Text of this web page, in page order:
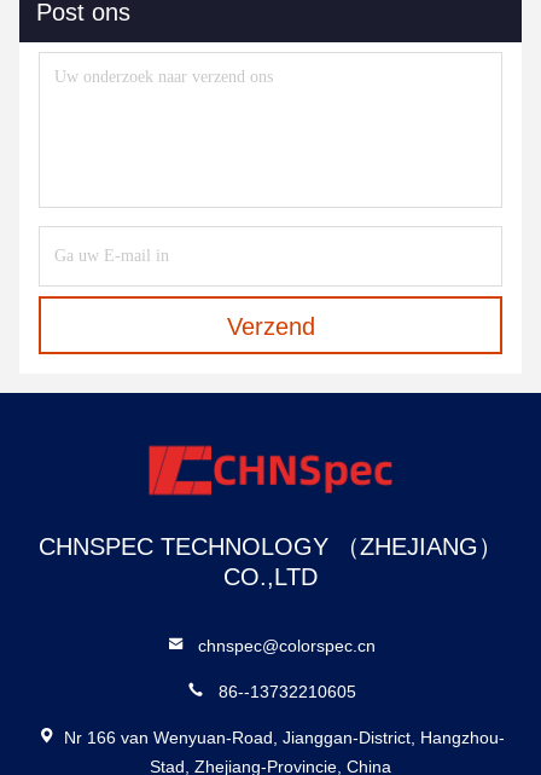
Post ons
Verzend
CHNSPEC TECHNOLOGY （ZHEJIANG）
CO.,LTD
chnspec@colorspec.cn
86--13732210605
Nr 166 van Wenyuan-Road, Jianggan-District, Hangzhou-
Stad, Zhejiang-Provincie, China